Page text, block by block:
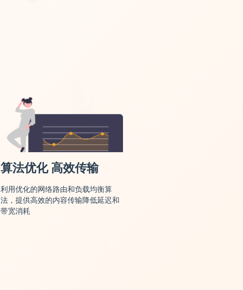
算法优化 高效传输
利用优化的网络路由和负载均衡算
法，提供高效的内容传输降低延迟和
带宽消耗